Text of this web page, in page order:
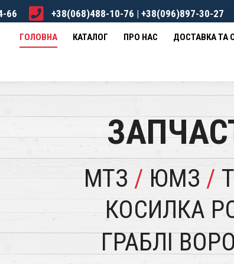
66 +38(068)488-10-76 | +38(096)897-30-27
ГОЛОВНА КАТАЛОГ ПРО НАС ДОСТАВКА ТА
МТЗ / ЮМЗ /
ГРАБЛІ
КОСИЛКА
НАС ДОСТАВКА ТА ОПЛАТА ВІДГУКИ НОВИНИ